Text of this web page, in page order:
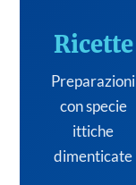
Ricette
Preparazioni
con specie
ittiche
dimenticate